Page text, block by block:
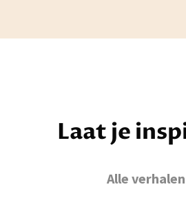
Laat je
Alle